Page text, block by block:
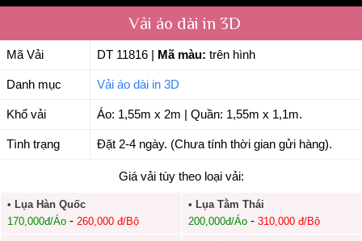
Vải áo dài in 3D
Mã Vải DT 11816 Mã màu: trên hình
Danh mục Vải áo dài in 3D
Khổ vải Áo: 1,55m x 2m | Quần: 1,55m x 1,1m.
Tình trạng Đặt 2-4 ngày. (Chưa tính thời gian gửi hàng).
Giá vải tùy theo loại vải:
• Lụa Hàn Quốc
170,000đ/Áo - 260,000 đ/Bộ
• Lụa Tằm Thái
200,000đ/Áo- 310,000 đ/Bộ